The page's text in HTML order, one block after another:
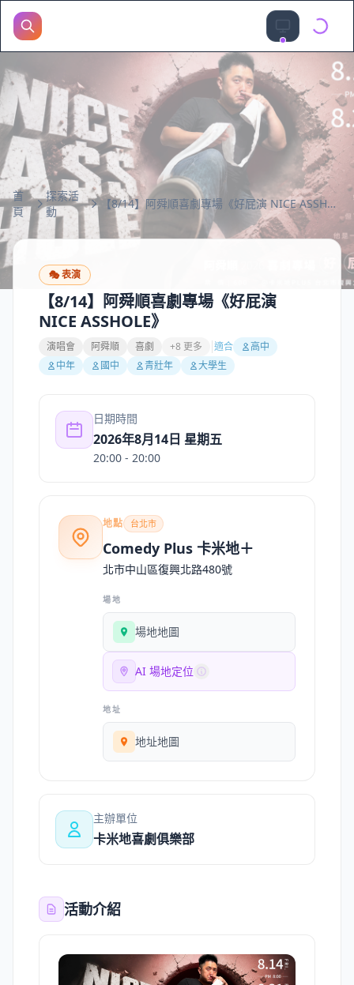
首
頁
探索活
動
【8/14】阿舜順喜劇專場《好屁演 NICE ASSHOLE》
🎭表演
【8/14】阿舜順喜劇專場《好屁演
NICE ASSHOLE》
演唱會 阿舜順 喜劇 +8 更多 適合
高中
中年
國中 青壯年 大學生
日期時間
2026年8月14日 星期五
20:00 - 20:00
地點 台北市
Comedy Plus 卡米地＋
北市中山區復興北路480號
場地
場地地圖
AI 場地定位
地址
地址地圖
主辦單位
卡米地喜劇俱樂部
活動介紹